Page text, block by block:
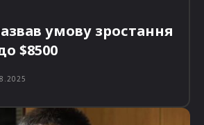
умову зростання
$8500